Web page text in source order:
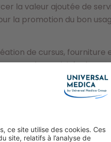
la valeur ajoutée de
la promotion du bon
de cursus, fourniture
avec les activités du
la conception et la
« quadruple culture »
connaissance
produits web et e-